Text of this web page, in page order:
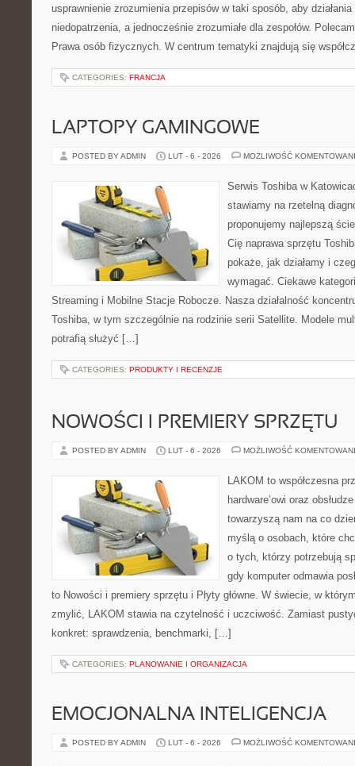
usprawnienie zrozumienia przepisów w taki sposób, aby działania
niedopatrzenia, a jednocześnie zrozumiałe dla zespołów.
Prawa osób fizycznych. W centrum tematyki znajdują się
CATEGORIES: FRANCJA
LAPTOPY GAMINGOWE
POSTED BY ADMIN LUT - 6 - 2026 MOŻLIWOŚĆ
Serwis Toshiba w
stawiamy na rzetelną
proponujemy najlepszą
Cię naprawa sprzętu
pokaże, jak działamy i
wymagać. Ciekawe
Streaming i Mobilne Stacje Robocze. Nasza działalność
Toshiba, w tym szczególnie na rodzinie serii Satellite. Modele
potrafią służyć […]
CATEGORIES: PRODUKTY I RECENZJE
NOWOŚCI I PREMIERY SPRZĘTU
POSTED BY ADMIN LUT - 6 - 2026 MOŻLIWOŚĆ
LAKOM to współczesna
hardware’owi oraz
towarzyszą nam na co
myślą o osobach, które
o tych, którzy potrzebują
gdy komputer odmawia
to Nowości i premiery sprzętu i Płyty główne. W świecie, w
zmylić, LAKOM stawia na czytelność i uczciwość. Zamiast
konkret: sprawdzenia, benchmarki, […]
CATEGORIES: PLANOWANIE I ORGANIZACJA
EMOCJONALNA INTELIGENCJA
POSTED BY ADMIN LUT - 6 - 2026 MOŻLIWOŚĆ